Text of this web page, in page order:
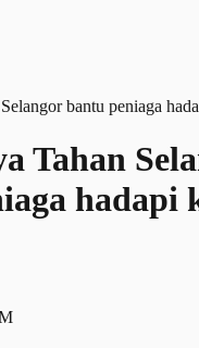
Tahan
hadapi